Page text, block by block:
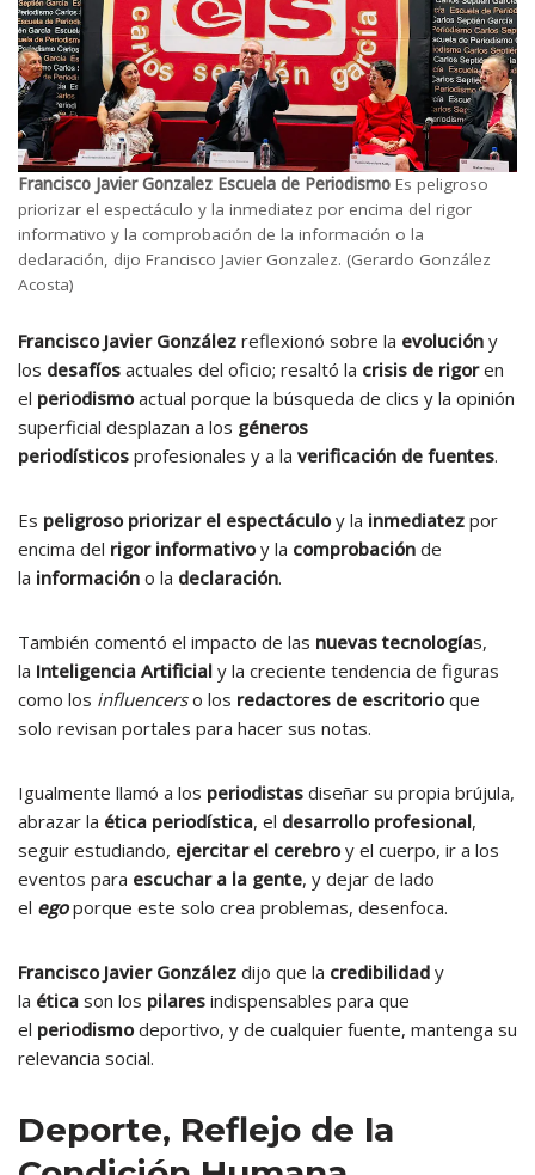
Francisco Javier Gonzalez Escuela de Periodismo Es peligroso
priorizar el espectáculo y la inmediatez por encima del rigor
informativo y la comprobación de la información o la
declaración, dijo Francisco Javier Gonzalez. (Gerardo González
Acosta)
Francisco Javier González reflexionó sobre la evolución y
los desafíos actuales del oficio; resaltó la crisis de rigoren
el periodismoactual porque la búsqueda de clics y la opinión
superficial desplazan a los géneros
periodísticos profesionales y a la verificación de fuentes.
Es peligroso priorizar el espectáculoy la inmediatez por
encima del rigor informativoy la comprobación de
la información o la declaración.
También comentó el impacto de las nuevas tecnologías,
la Inteligencia Artificial y la creciente tendencia de figuras
como los influencerso los redactores de escritorioque
solo revisan portales para hacer sus notas.
Igualmente llamó a los periodistas diseñar su propia brújula,
abrazar la ética periodística, el desarrollo profesional,
seguir estudiando, ejercitar el cerebroy el cuerpo, ir a los
eventos para escuchar a la gente, y dejar de lado
el egoporque este solo crea problemas, desenfoca.
Francisco Javier González dijo que la credibilidad y
la ética son los pilares indispensables para que
el periodismodeportivo, y de cualquier fuente, mantenga su
relevancia social.
Deporte, Reflejo de la